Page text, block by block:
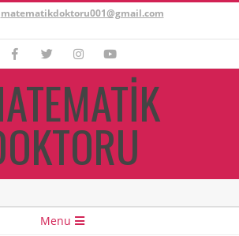
matematikdoktoru001@gmail.com
Menu